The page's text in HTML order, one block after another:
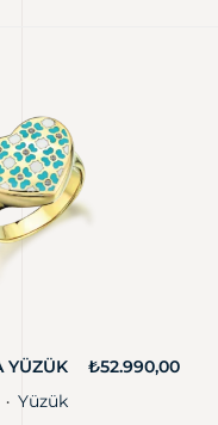
YÜZÜK ₺52.990,00
・ Yüzük